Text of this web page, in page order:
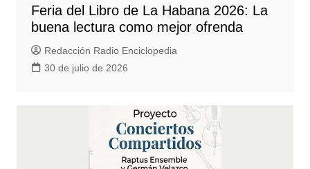
Feria del Libro de La Habana 2026: La
buena lectura como mejor ofrenda
Redacción Radio Enciclopedia
30 de julio de 2026